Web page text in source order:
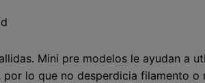
Mini pre modelos le ayudan a
lo que no desperdicia filamento o